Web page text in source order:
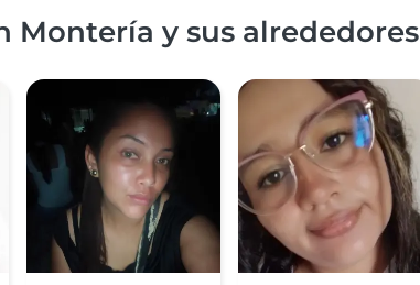
Montería y sus alrededores